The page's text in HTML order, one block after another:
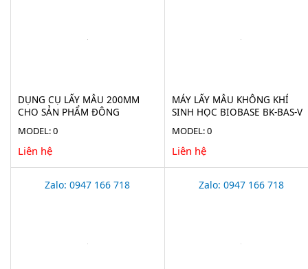
DỤNG CỤ LẤY MẪU 200MM
CHO SẢN PHẨM ĐÔNG
5323-2010
MODEL: 0
Liên hệ
MÁY LẤY MẪU KHÔNG KHÍ
SINH HỌC BIOBASE BK-BAS-V
MODEL: 0
Liên hệ
Zalo: 0947 166 718 Zalo: 0947 166 718